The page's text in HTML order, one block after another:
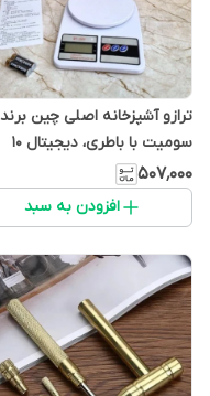
ترازو آشپزخانه اصلی چین برند
سومیت با باطری، دیجیتال 10
(مدلmana1456)
۵۰۷٬۰۰۰
افزودن به سبد